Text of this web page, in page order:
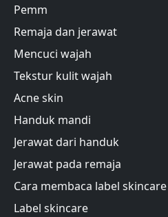
Pemm
Remaja dan jerawat
Mencuci wajah
Tekstur kulit wajah
Acne skin
Handuk mandi
Jerawat dari handuk
Jerawat pada remaja
Cara membaca label skincare
Label skincare